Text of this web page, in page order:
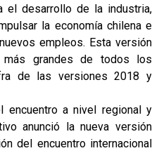
el desarrollo de la industria,
la economía chilena e
empleos. Esta versión
grandes de todos los
de las versiones 2018 y
encuentro a nivel regional y
anunció la nueva versión
del encuentro internacional